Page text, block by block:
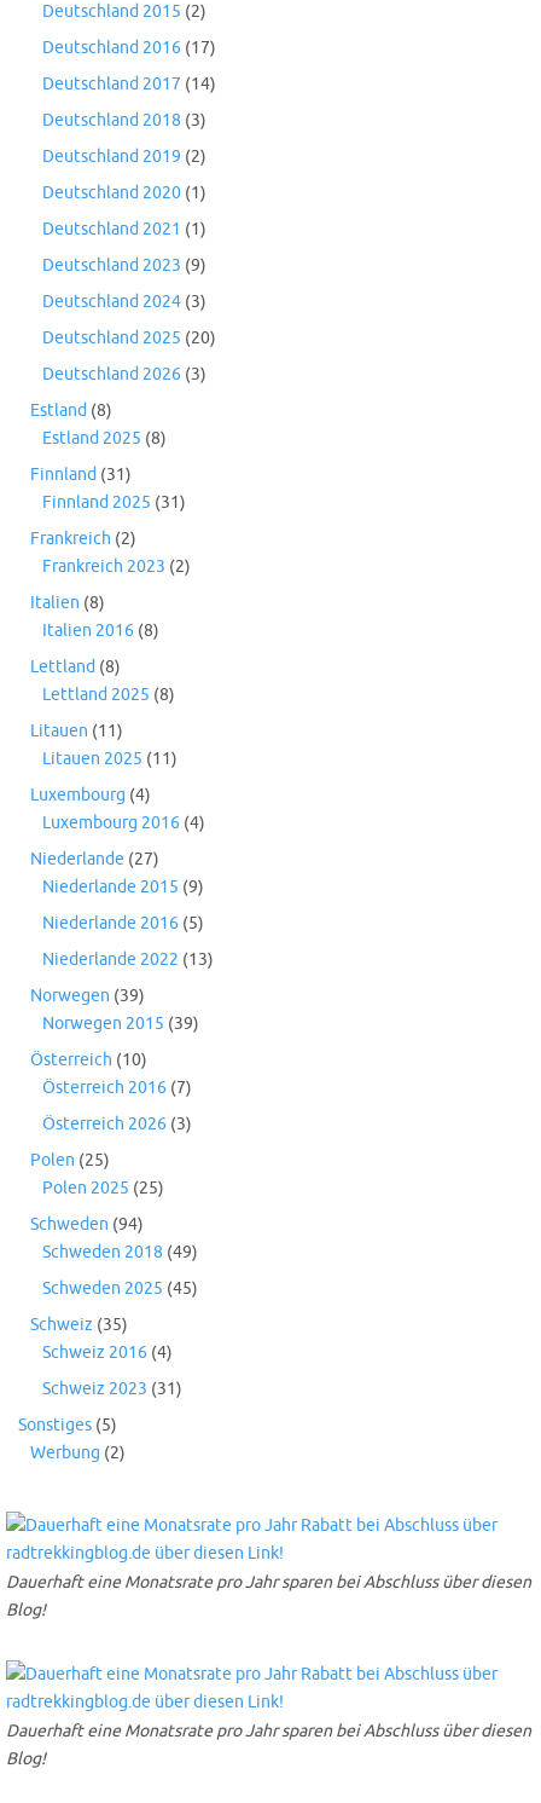
Deutschland 2015 (2)
Deutschland 2016 (17)
Deutschland 2017 (14)
Deutschland 2018 (3)
Deutschland 2019 (2)
Deutschland 2020 (1)
Deutschland 2021 (1)
Deutschland 2023 (9)
Deutschland 2024 (3)
Deutschland 2025 (20)
Deutschland 2026 (3)
Estland (8)
Estland 2025 (8)
Finnland (31)
Finnland 2025 (31)
Frankreich (2)
Frankreich 2023 (2)
Italien (8)
Italien 2016 (8)
Lettland (8)
Lettland 2025 (8)
Litauen (11)
Litauen 2025 (11)
Luxembourg (4)
Luxembourg 2016 (4)
Niederlande (27)
Niederlande 2015 (9)
Niederlande 2016 (5)
Niederlande 2022 (13)
Norwegen (39)
Norwegen 2015 (39)
Österreich (10)
Österreich 2016 (7)
Österreich 2026 (3)
Polen (25)
Polen 2025 (25)
Schweden (94)
Schweden 2018 (49)
Schweden 2025 (45)
Schweiz (35)
Schweiz 2016 (4)
Schweiz 2023 (31)
Sonstiges (5)
Werbung (2)
Dauerhaft eine Monatsrate pro Jahr sparen bei Abschluss über diesen
Blog!
Dauerhaft eine Monatsrate pro Jahr sparen bei Abschluss über diesen
Blog!